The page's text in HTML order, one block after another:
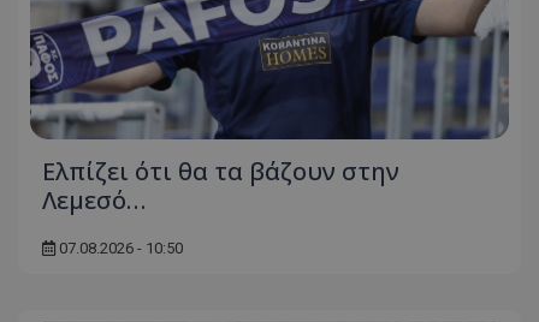
Ελπίζει ότι θα τα βάζουν στην
Λεμεσό…
07.08.2026 - 10:50